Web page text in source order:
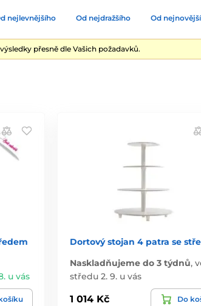
nejlevnějšího Od nejdražšího Od
přesně dle Vašich požadavků.
u vás
Dortový stojan 4 patra se
Naskladňujeme do 3 týdnů,
středu 2. 9. u vás
1 014 Kč Do